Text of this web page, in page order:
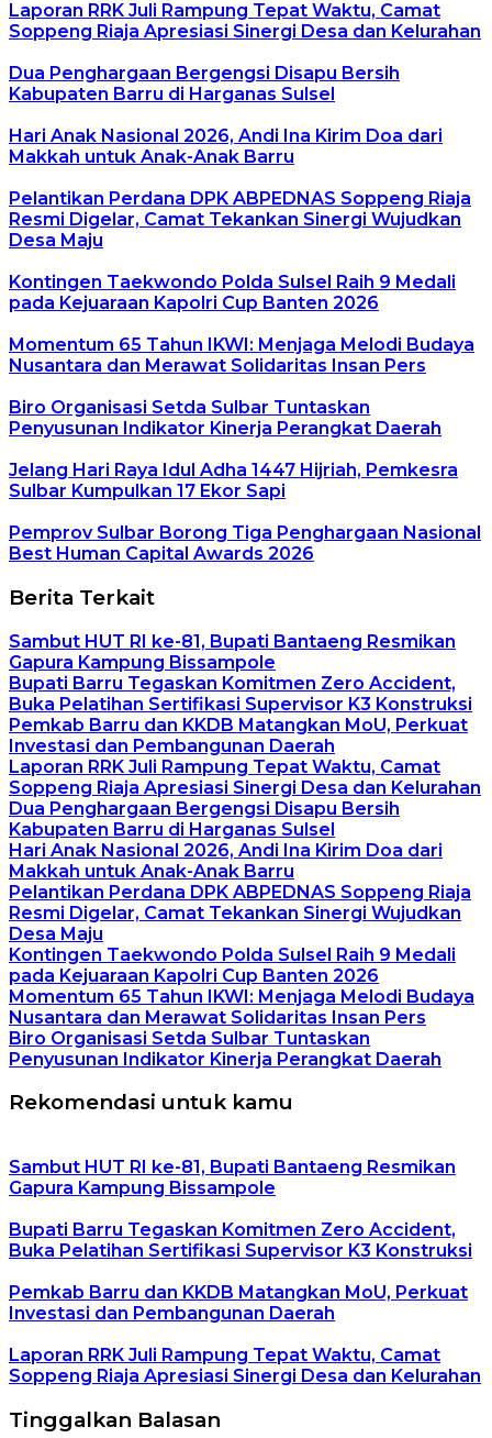
Laporan RRK Juli Rampung Tepat Waktu, Camat
Soppeng Riaja Apresiasi Sinergi Desa dan Kelurahan
Dua Penghargaan Bergengsi Disapu Bersih
Kabupaten Barru di Harganas Sulsel
Hari Anak Nasional 2026, Andi Ina Kirim Doa dari
Makkah untuk Anak-Anak Barru
Pelantikan Perdana DPK ABPEDNAS Soppeng Riaja
Resmi Digelar, Camat Tekankan Sinergi Wujudkan
Desa Maju
Kontingen Taekwondo Polda Sulsel Raih 9 Medali
pada Kejuaraan Kapolri Cup Banten 2026
Momentum 65 Tahun IKWI: Menjaga Melodi Budaya
Nusantara dan Merawat Solidaritas Insan Pers
Biro Organisasi Setda Sulbar Tuntaskan
Penyusunan Indikator Kinerja Perangkat Daerah
Jelang Hari Raya Idul Adha 1447 Hijriah, Pemkesra
Sulbar Kumpulkan 17 Ekor Sapi
Pemprov Sulbar Borong Tiga Penghargaan Nasional
Best Human Capital Awards 2026
Berita Terkait
Sambut HUT RI ke-81, Bupati Bantaeng Resmikan
Gapura Kampung Bissampole
Bupati Barru Tegaskan Komitmen Zero Accident,
Buka Pelatihan Sertifikasi Supervisor K3 Konstruksi
Pemkab Barru dan KKDB Matangkan MoU, Perkuat
Investasi dan Pembangunan Daerah
Laporan RRK Juli Rampung Tepat Waktu, Camat
Soppeng Riaja Apresiasi Sinergi Desa dan Kelurahan
Dua Penghargaan Bergengsi Disapu Bersih
Kabupaten Barru di Harganas Sulsel
Hari Anak Nasional 2026, Andi Ina Kirim Doa dari
Makkah untuk Anak-Anak Barru
Pelantikan Perdana DPK ABPEDNAS Soppeng Riaja
Resmi Digelar, Camat Tekankan Sinergi Wujudkan
Desa Maju
Kontingen Taekwondo Polda Sulsel Raih 9 Medali
pada Kejuaraan Kapolri Cup Banten 2026
Momentum 65 Tahun IKWI: Menjaga Melodi Budaya
Nusantara dan Merawat Solidaritas Insan Pers
Biro Organisasi Setda Sulbar Tuntaskan
Penyusunan Indikator Kinerja Perangkat Daerah
Rekomendasi untuk kamu
Sambut HUT RI ke-81, Bupati Bantaeng Resmikan
Gapura Kampung Bissampole
Bupati Barru Tegaskan Komitmen Zero Accident,
Buka Pelatihan Sertifikasi Supervisor K3 Konstruksi
Pemkab Barru dan KKDB Matangkan MoU, Perkuat
Investasi dan Pembangunan Daerah
Laporan RRK Juli Rampung Tepat Waktu, Camat
Soppeng Riaja Apresiasi Sinergi Desa dan Kelurahan
Tinggalkan Balasan